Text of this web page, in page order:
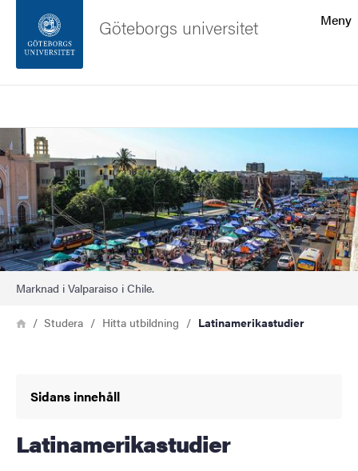
Sidfoten
Om webbplatsen
Meny
Göteborgs universitet
Bild
Marknad i Valparaiso i Chile.
Länkstig
HemStudera Hitta utbildning Latinamerikastudier
Sidans innehåll
Latinamerikastudier